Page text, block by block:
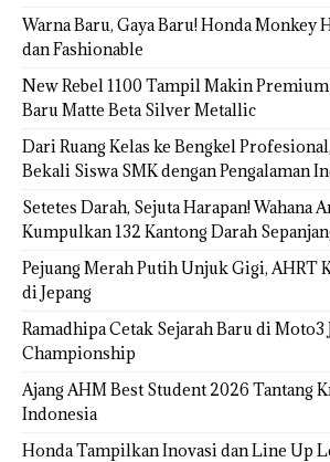
Warna Baru, Gaya Baru! Honda Monkey
dan Fashionable
New Rebel 1100 Tampil Makin Premium
Baru Matte Beta Silver Metallic
Dari Ruang Kelas ke Bengkel
Bekali Siswa SMK dengan Pengalaman
Setetes Darah, Sejuta Harapan! Wahana
Kumpulkan 132 Kantong Darah
Pejuang Merah Putih Unjuk Gigi, AHRT
di Jepang
Ramadhipa Cetak Sejarah Baru di
Championship
Ajang AHM Best Student 2026 Tantang
Indonesia
Honda Tampilkan Inovasi dan Line Up